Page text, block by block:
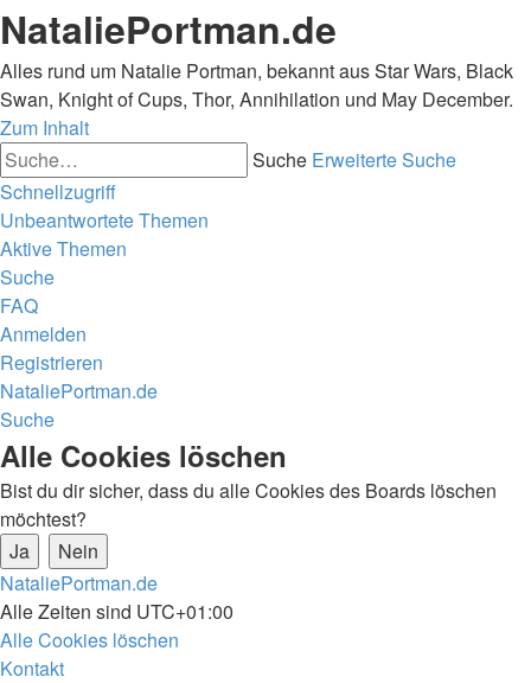
NataliePortman.de
Alles rund um Natalie Portman, bekannt aus Star Wars, Black
Swan, Knight of Cups, Thor, Annihilation und May December.
Zum Inhalt
Suche Erweiterte Suche
Schnellzugriff
Unbeantwortete Themen
Aktive Themen
Suche
FAQ
Anmelden
Registrieren
NataliePortman.de
Suche
Alle Cookies löschen
Bist du dir sicher, dass du alle Cookies des Boards löschen
möchtest?
NataliePortman.de
Alle Zeiten sind UTC+01:00
Alle Cookies löschen
Kontakt